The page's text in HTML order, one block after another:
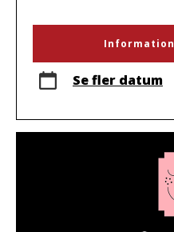
Information
Se fler datum